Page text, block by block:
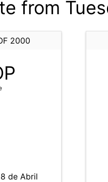
from
2000
de Abril